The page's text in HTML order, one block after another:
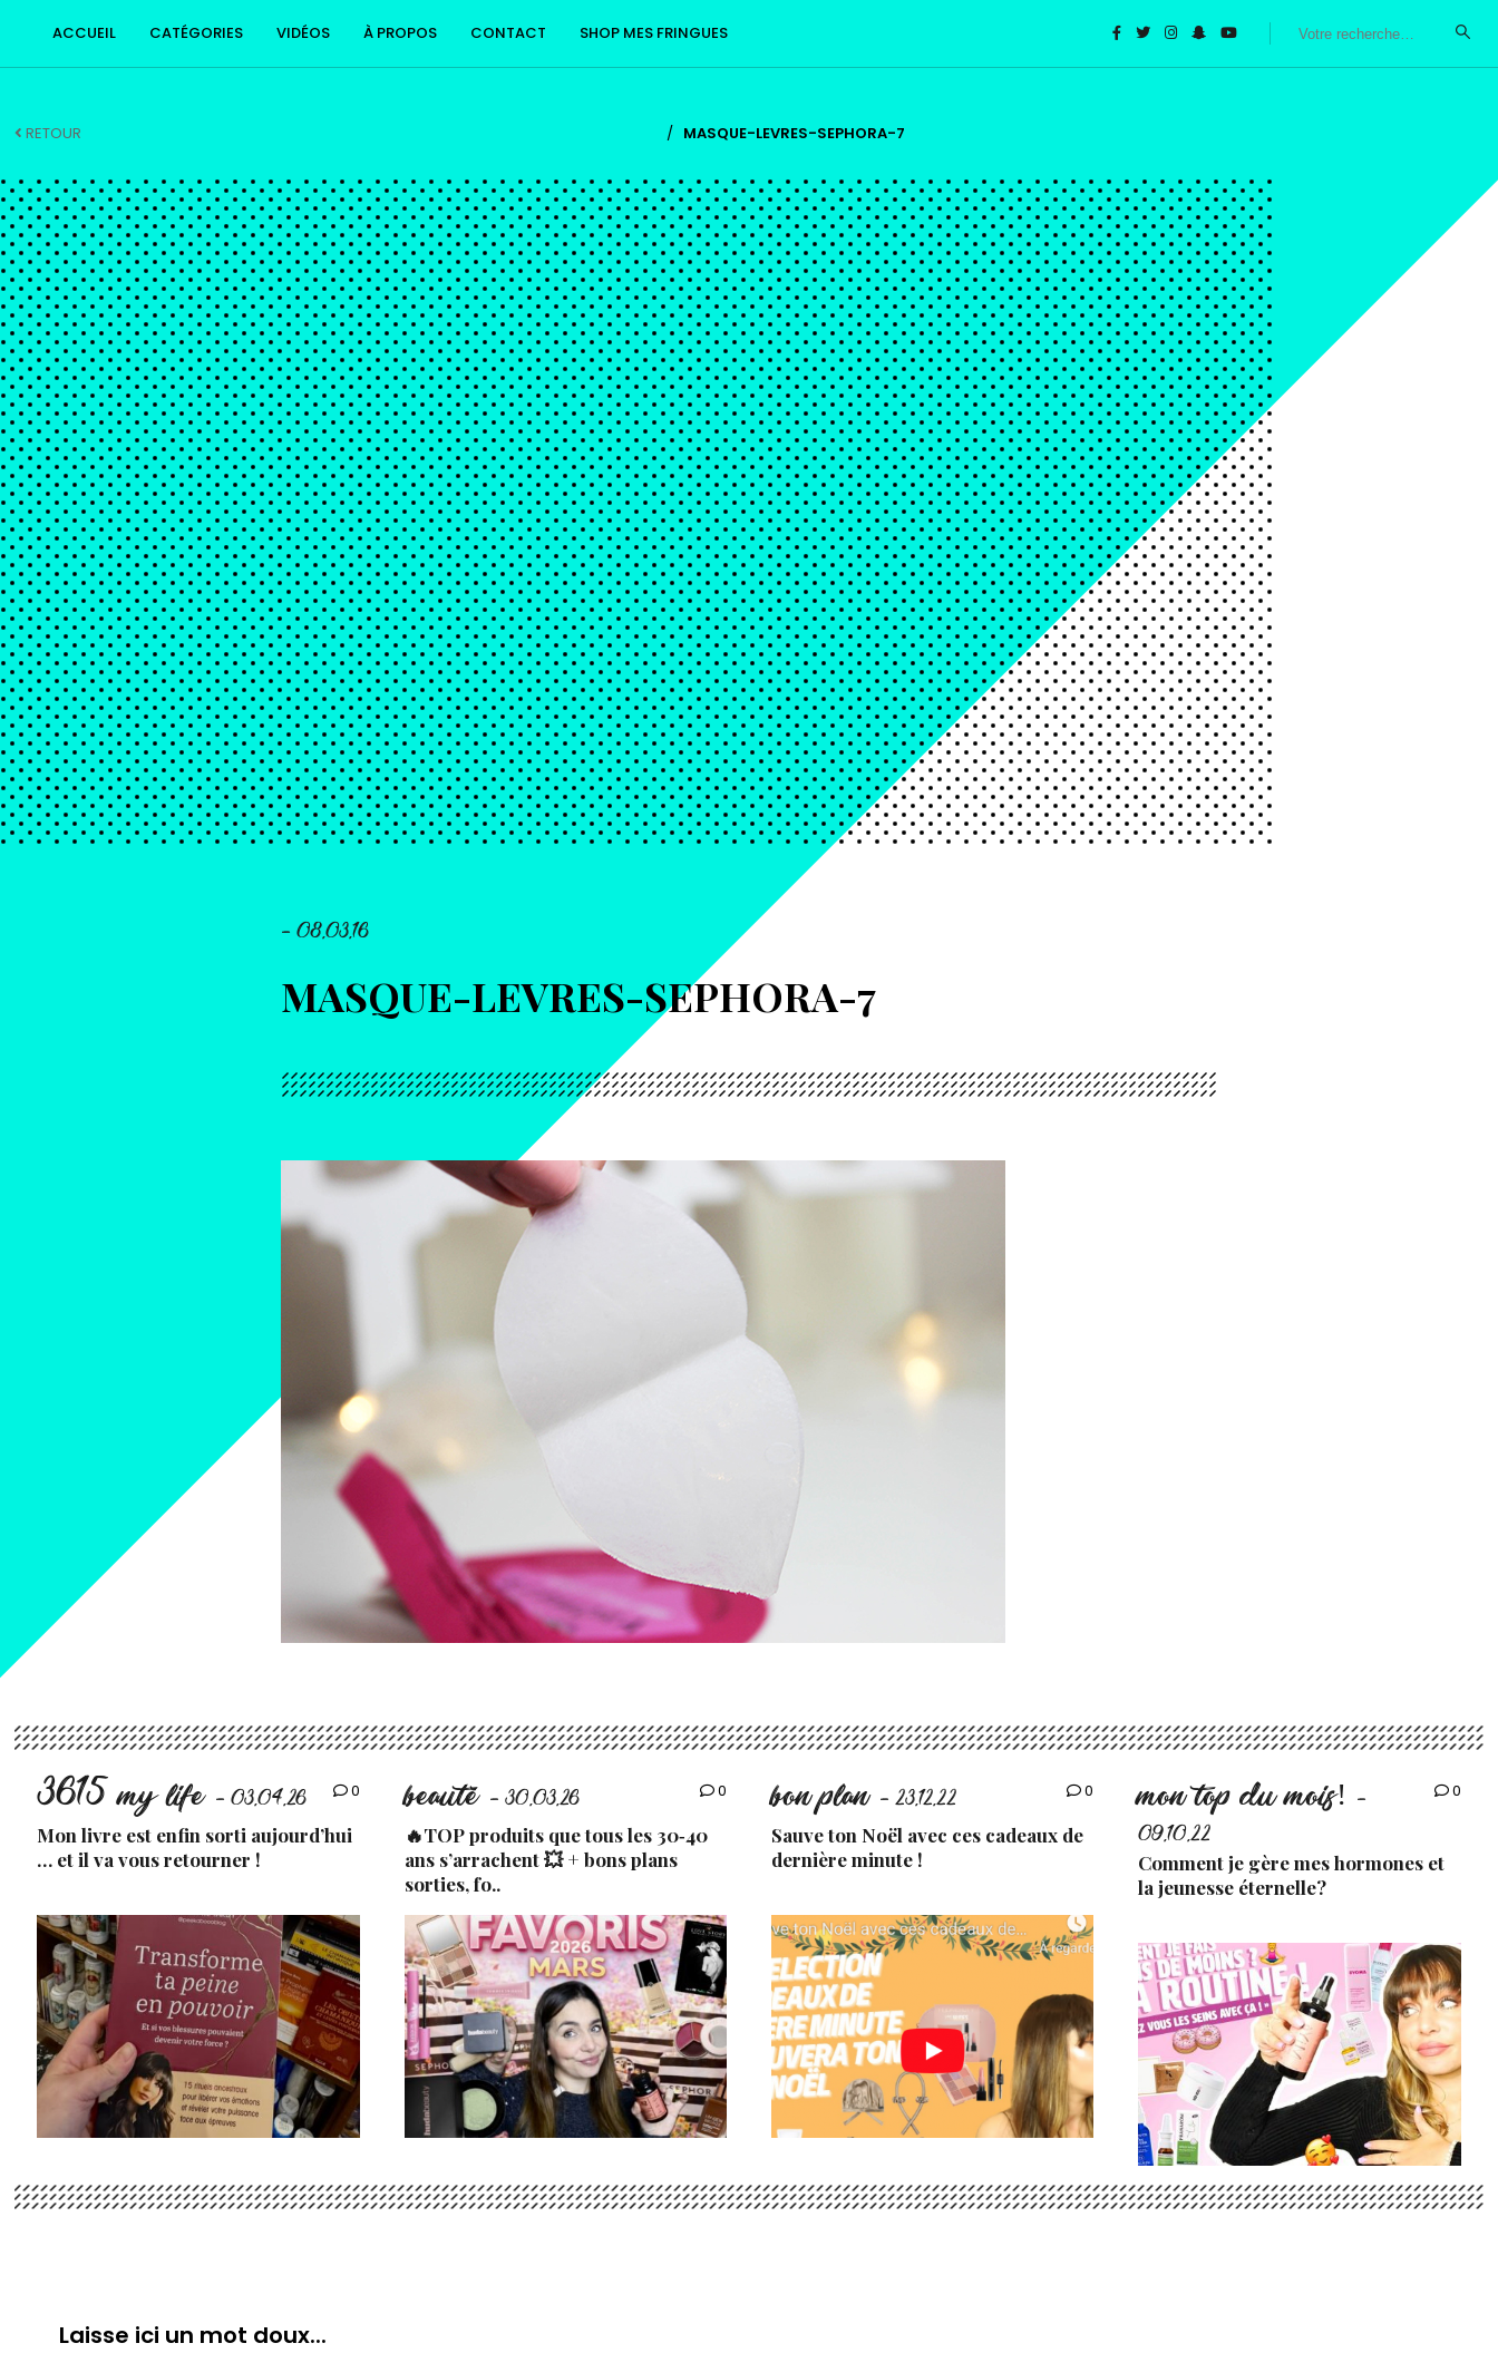
ACCUEIL CATÉGORIES VIDÉOS À PROPOS CONTACT SHOP MES FRINGUES
RETOUR / MASQUE-LEVRES-SEPHORA-7
- 08.03.16
MASQUE-LEVRES-SEPHORA-7
3615 my life - 03.04.26 0
Mon livre est enfin sorti aujourd’hui
… et il va vous retourner !
beauté - 30.03.26 0
🔥TOP produits que tous les 30‑40
ans s’arrachent 💥 + bons plans
sorties, fo..
bon plan - 23.12.22 0
Sauve ton Noël avec ces cadeaux de
dernière minute !
mon top du mois! -
09.10.22
0
Comment je gère mes hormones et
la jeunesse éternelle?
Laisse ici un mot doux...